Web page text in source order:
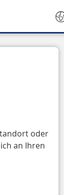
oder
an Ihren